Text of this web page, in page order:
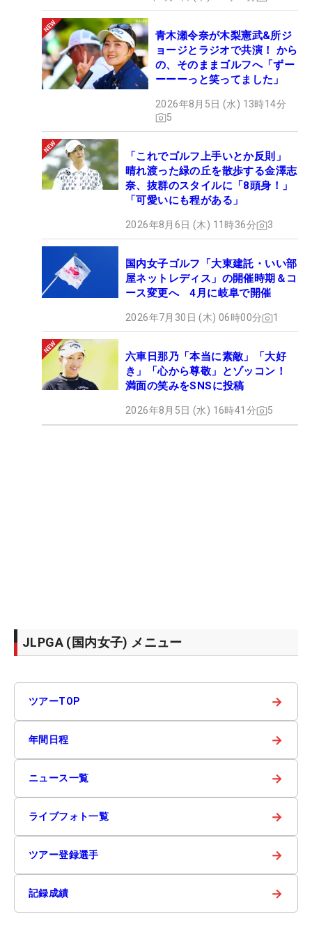
青木瀬令奈が木梨憲武&所ジ
ョージとラジオで共演！ から
の、そのままゴルフへ「ずー
ーーーっと笑ってました」
2026年8月5日 (水) 13時14分
5
「これでゴルフ上手いとか反則」
晴れ渡った緑の丘を散歩する金澤志
奈、抜群のスタイルに「8頭身！」
「可愛いにも程がある」
2026年8月6日 (木) 11時36分 3
国内女子ゴルフ「大東建託・いい部
屋ネットレディス」の開催時期＆コ
ース変更へ 4月に岐阜で開催
2026年7月30日 (木) 06時00分 1
六車日那乃「本当に素敵」「大好
き」「心から尊敬」とゾッコン！
満面の笑みをSNSに投稿
2026年8月5日 (水) 16時41分 5
JLPGA (国内女子) メニュー
ツアーTOP →
年間日程 →
ニュース一覧 →
ライブフォト一覧 →
ツアー登録選手 →
記録成績 →